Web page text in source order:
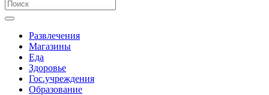
Развлечения
Магазины
Еда
Здоровье
Гос.учреждения
Образование